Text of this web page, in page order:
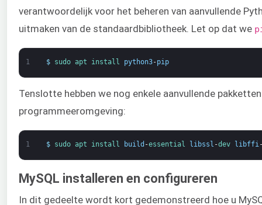
verantwoordelijk voor het beheren van aanvullende
uitmaken van de standaardbibliotheek. Let op dat we
1 $ sudo apt install python3-pip
Tenslotte hebben we nog enkele aanvullende
programmeeromgeving:
1 $ sudo apt install build -essential libssl -dev libffi
MySQL installeren en configureren
In dit gedeelte wordt kort gedemonstreerd hoe u